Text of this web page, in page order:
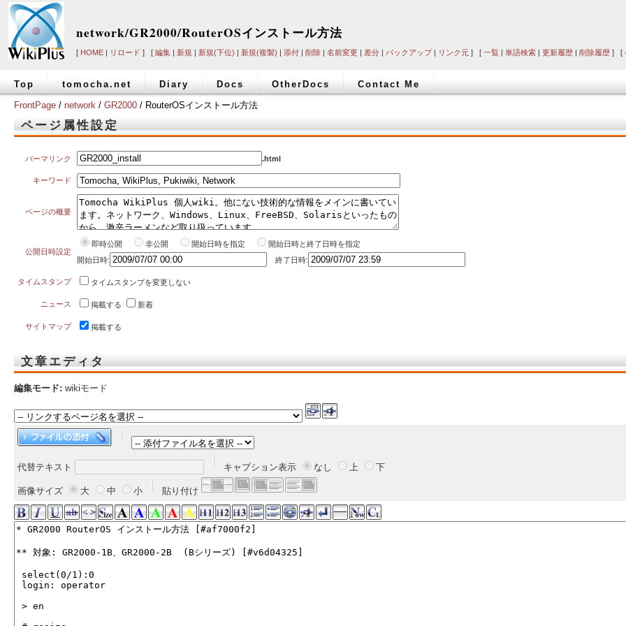
network/GR2000/RouterOSインストール方法
[ HOME | リロード ] [ 編集 | 新規 | 新規(下位) | 新規(複製) | 添付 | 削除 | 名前変更 | 差分 | バックアップ| リンク元 ] [ 一覧 | 単語検索 | 更新履歴 | 削除履歴 ] [
Top tomocha.net Diary Docs OtherDocs
Contact Me
FrontPage / network / GR2000 / RouterOSインストール方法
ページ属性設定
パーマリンク .html
キーワード
ページの概要
公開日時設定
即時公開 非公開 開始日時を指定
開始日時と終了日時を指定
開始日時:
終了日時:
タイムスタンプ タイムスタンプを変更しない
ニュース 掲載する 新着
サイトマップ 掲載する
文章エディタ
編集モード: wikiモード
代替テキスト キャプション表示 なし 上 下
画像サイズ 大 中 小 貼り付け